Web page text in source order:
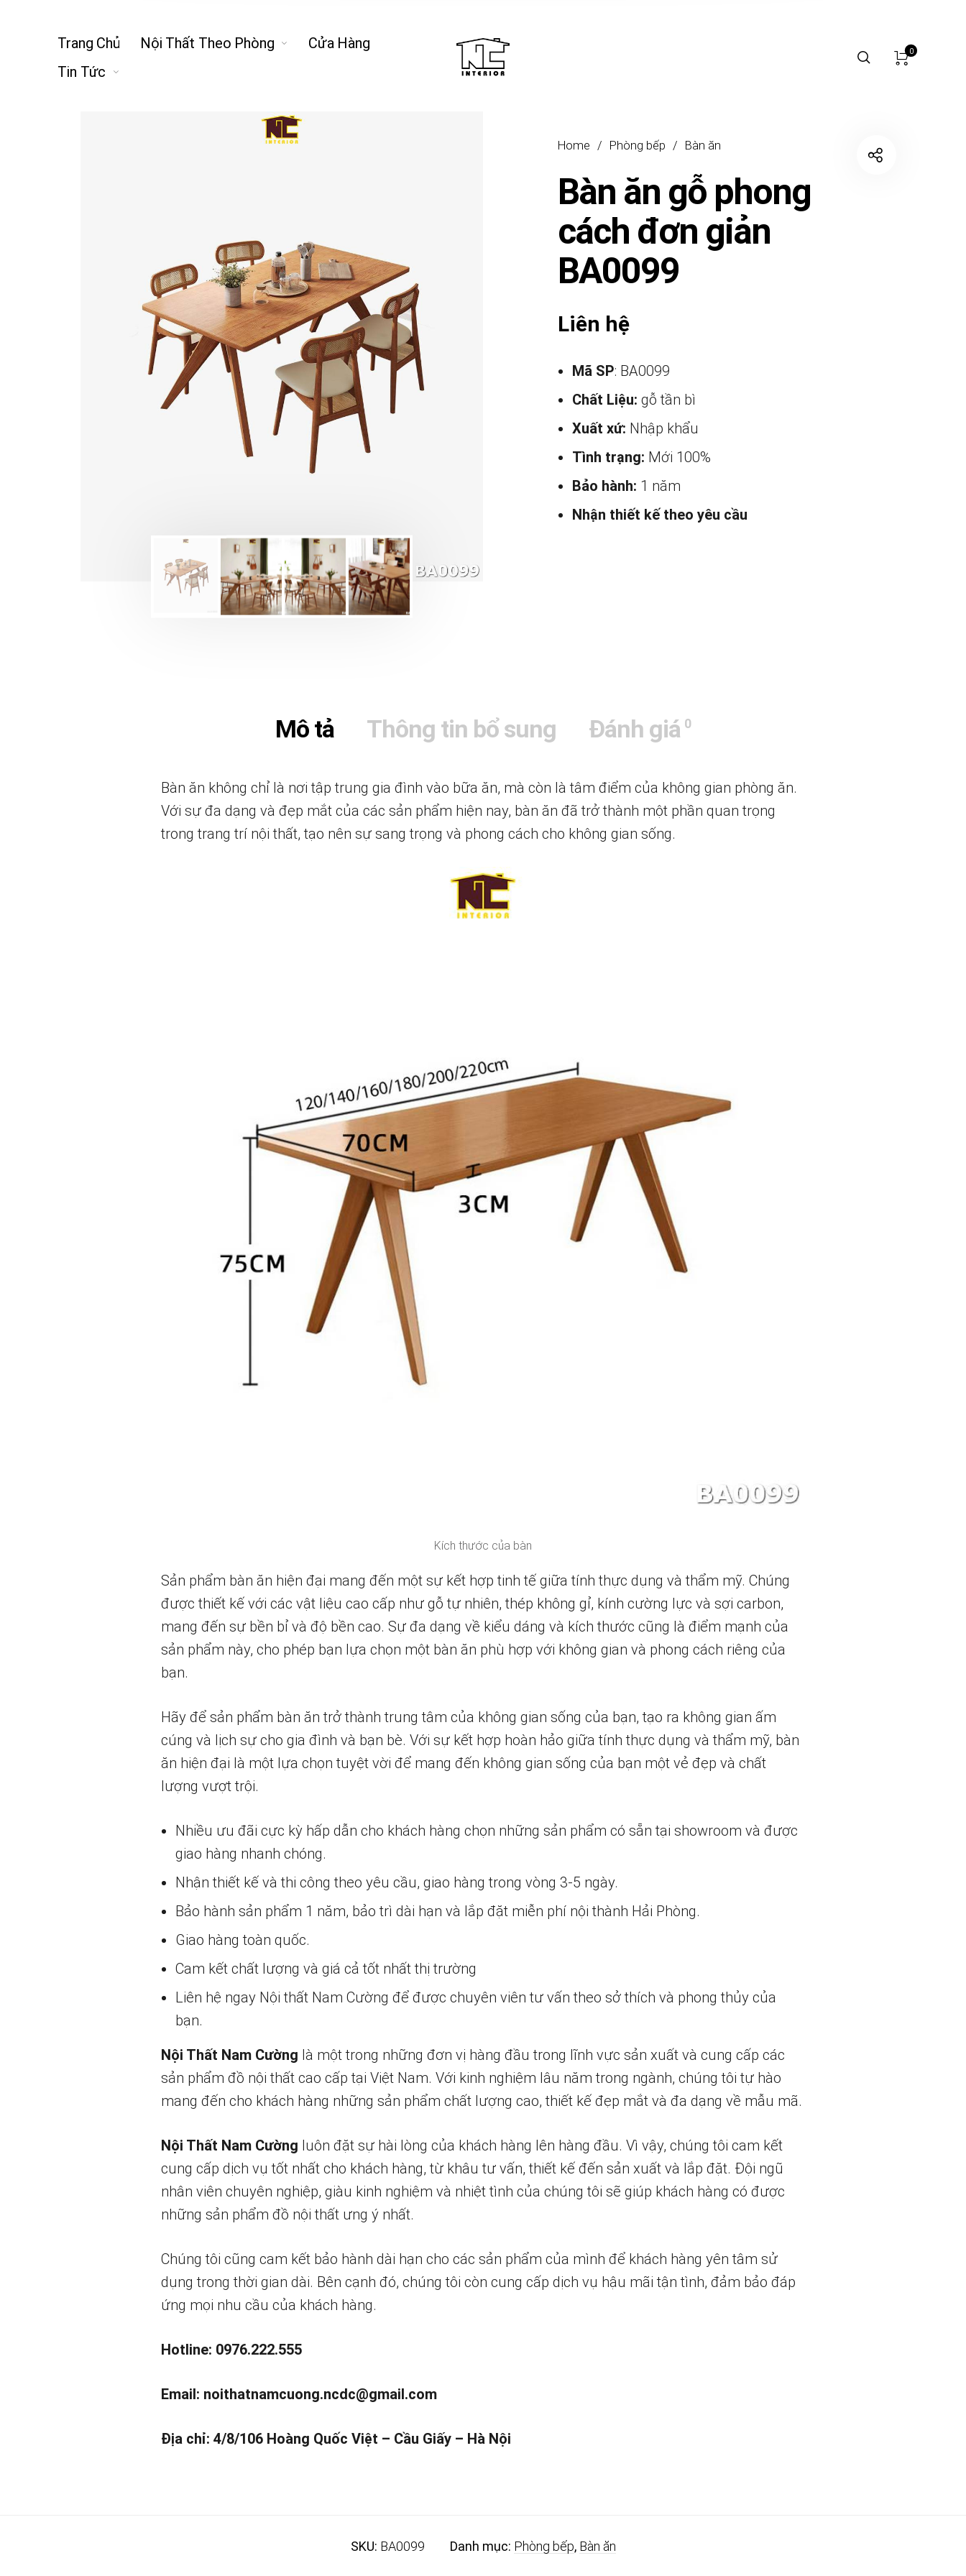
Trang Chủ Nội Thất Theo Phòng
Cửa Hàng
Tin Tức
0
Home / Phòng bếp / Bàn ăn
Bàn ăn gỗ phong
cách đơn giản
BA0099
Liên hệ
Mã SP: BA0099
Chất Liệu: gỗ tần bì
Xuất xứ: Nhập khẩu
Tình trạng: Mới 100%
Bảo hành: 1 năm
Nhận thiết kế theo yêu cầu
Mô tả Thông tin bổ sung Đánh giá 0
Bàn ăn không chỉ là nơi tập trung gia đình vào bữa ăn, mà còn là tâm điểm của không gian phòng ăn.
Với sự đa dạng và đẹp mắt của các sản phẩm hiện nay, bàn ăn đã trở thành một phần quan trọng
trong trang trí nội thất, tạo nên sự sang trọng và phong cách cho không gian sống.
Kích thước của bàn
Sản phẩm bàn ăn hiện đại mang đến một sự kết hợp tinh tế giữa tính thực dụng và thẩm mỹ. Chúng
được thiết kế với các vật liệu cao cấp như gỗ tự nhiên, thép không gỉ, kính cường lực và sợi carbon,
mang đến sự bền bỉ và độ bền cao. Sự đa dạng về kiểu dáng và kích thước cũng là điểm mạnh của
sản phẩm này, cho phép bạn lựa chọn một bàn ăn phù hợp với không gian và phong cách riêng của
bạn.
Hãy để sản phẩm bàn ăn trở thành trung tâm của không gian sống của bạn, tạo ra không gian ấm
cúng và lịch sự cho gia đình và bạn bè. Với sự kết hợp hoàn hảo giữa tính thực dụng và thẩm mỹ, bàn
ăn hiện đại là một lựa chọn tuyệt vời để mang đến không gian sống của bạn một vẻ đẹp và chất
lượng vượt trội.
Nhiều ưu đãi cực kỳ hấp dẫn cho khách hàng chọn những sản phẩm có sẵn tại showroom và được
giao hàng nhanh chóng.
Nhận thiết kế và thi công theo yêu cầu, giao hàng trong vòng 3-5 ngày.
Bảo hành sản phẩm 1 năm, bảo trì dài hạn và lắp đặt miễn phí nội thành Hải Phòng.
Giao hàng toàn quốc.
Cam kết chất lượng và giá cả tốt nhất thị trường
Liên hệ ngay Nội thất Nam Cường để được chuyên viên tư vấn theo sở thích và phong thủy của
bạn.
Nội Thất Nam Cường là một trong những đơn vị hàng đầu trong lĩnh vực sản xuất và cung cấp các
sản phẩm đồ nội thất cao cấp tại Việt Nam. Với kinh nghiệm lâu năm trong ngành, chúng tôi tự hào
mang đến cho khách hàng những sản phẩm chất lượng cao, thiết kế đẹp mắt và đa dạng về mẫu mã.
Nội Thất Nam Cường luôn đặt sự hài lòng của khách hàng lên hàng đầu. Vì vậy, chúng tôi cam kết
cung cấp dịch vụ tốt nhất cho khách hàng, từ khâu tư vấn, thiết kế đến sản xuất và lắp đặt. Đội ngũ
nhân viên chuyên nghiệp, giàu kinh nghiệm và nhiệt tình của chúng tôi sẽ giúp khách hàng có được
những sản phẩm đồ nội thất ưng ý nhất.
Chúng tôi cũng cam kết bảo hành dài hạn cho các sản phẩm của mình để khách hàng yên tâm sử
dụng trong thời gian dài. Bên cạnh đó, chúng tôi còn cung cấp dịch vụ hậu mãi tận tình, đảm bảo đáp
ứng mọi nhu cầu của khách hàng.
Hotline: 0976.222.555
Email: noithatnamcuong.ncdc@gmail.com
Địa chỉ: 4/8/106 Hoàng Quốc Việt – Cầu Giấy – Hà Nội
SKU: BA0099 Danh mục: Phòng bếp, Bàn ăn